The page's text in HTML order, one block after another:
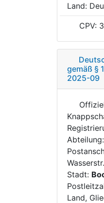
Land:
CPV:
gemäß §
2025-09
Stadt:
Land,